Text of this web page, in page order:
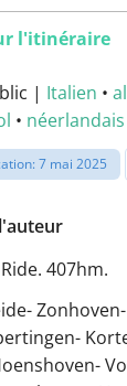
l'itinéraire
| Italien •
• néerlandais
7 mai 2025
407hm.